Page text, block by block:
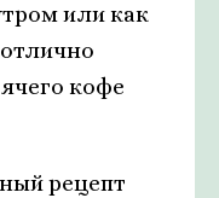
или как
кофе
рецепт